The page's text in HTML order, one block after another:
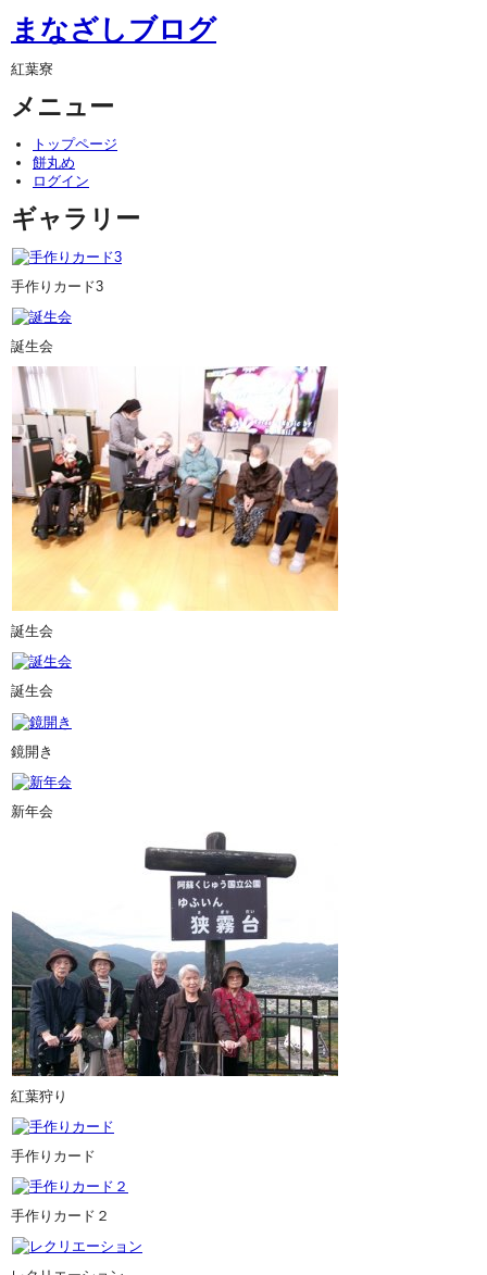
まなざしブログ
紅葉寮
メニュー
トップページ
餅丸め
ログイン
ギャラリー
手作りカード3
誕生会
誕生会
誕生会
鏡開き
新年会
紅葉狩り
手作りカード
手作りカード２